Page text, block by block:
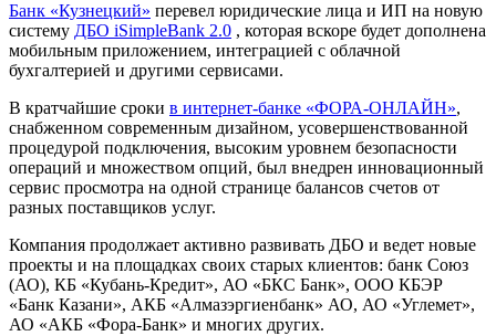
Банк «Кузнецкий» перевел юридические лица и ИП на новую
систему ДБО iSimpleBank 2.0 , которая вскоре будет дополнена
мобильным приложением, интеграцией с облачной
бухгалтерией и другими сервисами.
В кратчайшие сроки в интернет-банке «ФОРА-ОНЛАЙН»,
снабженном современным дизайном, усовершенствованной
процедурой подключения, высоким уровнем безопасности
операций и множеством опций, был внедрен инновационный
сервис просмотра на одной странице балансов счетов от
разных поставщиков услуг.
Компания продолжает активно развивать ДБО и ведет новые
проекты и на площадках своих старых клиентов: банк Союз
(АО), КБ «Кубань-Кредит», АО «БКС Банк», ООО КБЭР
«Банк Казани», АКБ «Алмазэргиенбанк» АО, АО «Углемет»,
АО «АКБ «Фора-Банк» и многих других.